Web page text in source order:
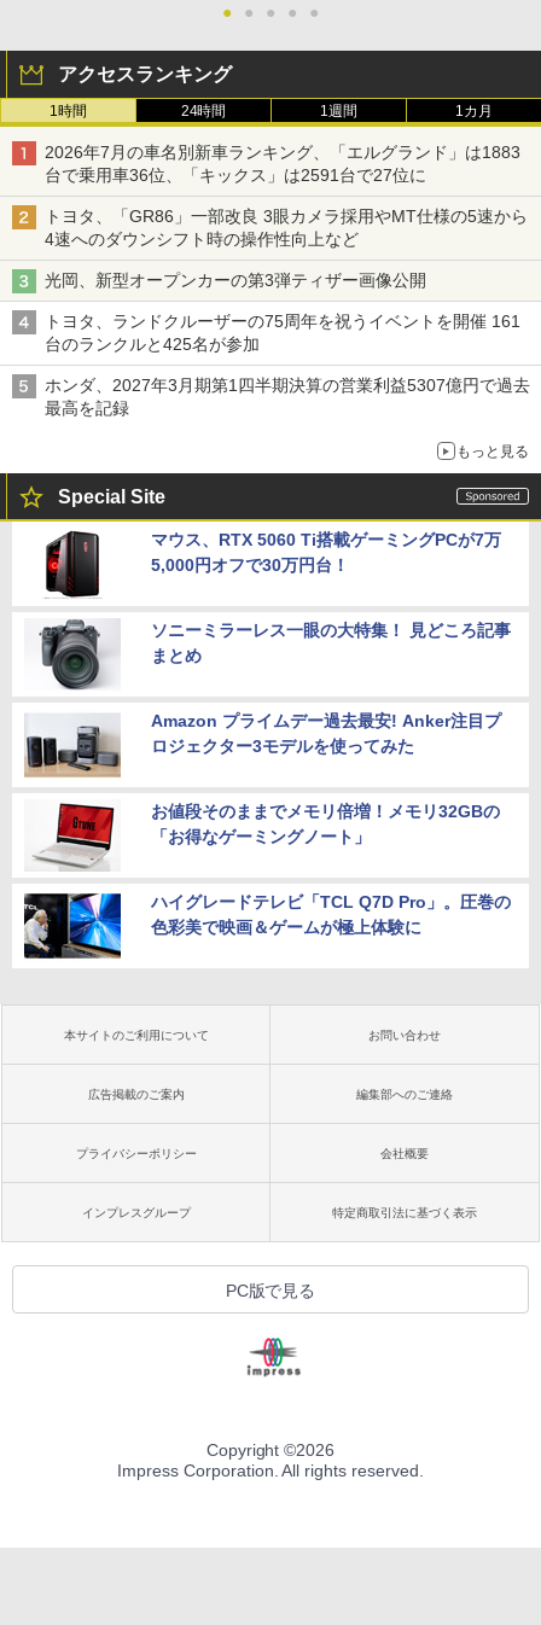
● ● ● ● ●
アクセスランキング
1時間 24時間 1週間 1カ月
2026年7月の車名別新車ランキング、「エルグランド」は1883
台で乗用車36位、「キックス」は2591台で27位に
トヨタ、「GR86」一部改良 3眼カメラ採用やMT仕様の5速から
4速へのダウンシフト時の操作性向上など
光岡、新型オープンカーの第3弾ティザー画像公開
トヨタ、ランドクルーザーの75周年を祝うイベントを開催 161
台のランクルと425名が参加
ホンダ、2027年3月期第1四半期決算の営業利益5307億円で過去
最高を記録
もっと見る
Special Site
マウス、RTX 5060 Ti搭載ゲーミングPCが7万
5,000円オフで30万円台！
ソニーミラーレス一眼の大特集！ 見どころ記事
まとめ
Amazon プライムデー過去最安! Anker注目プ
ロジェクター3モデルを使ってみた
お値段そのままでメモリ倍増！メモリ32GBの
「お得なゲーミングノート」
ハイグレードテレビ「TCL Q7D Pro」。圧巻の
色彩美で映画＆ゲームが極上体験に
本サイトのご利用について お問い合わせ
広告掲載のご案内 編集部へのご連絡
プライバシーポリシー 会社概要
インプレスグループ 特定商取引法に基づく表示
PC版で見る
Copyright ©2026
Impress Corporation. All rights reserved.